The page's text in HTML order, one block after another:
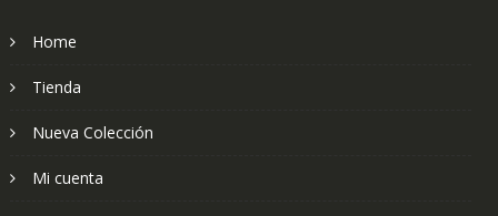
Home
Tienda
Nueva Colección
Mi cuenta